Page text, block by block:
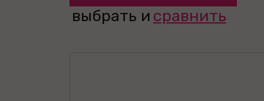
выбрать и сравнить